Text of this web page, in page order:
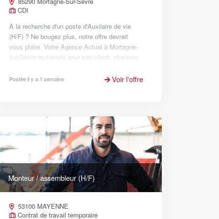
CDI
À la recherche d'un poste d'Auxilaire de vie
(H/F) ? Ne bougez plus, notre offre devrait
vous plaire. Votre Agence Actual à Mortagne-
sur-Sèvre recherche pour son client, plusieurs
sociale sur La Gaubretièr...
Postée il y a 1 semaine Voir l'offre
Monteur / assembleur (H/F)
53100 MAYENNE
Contrat de travail temporaire